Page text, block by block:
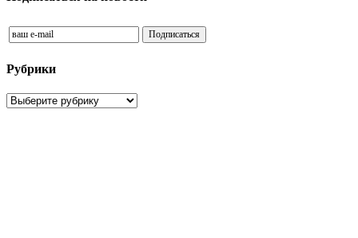
Рубрики
Рубрики